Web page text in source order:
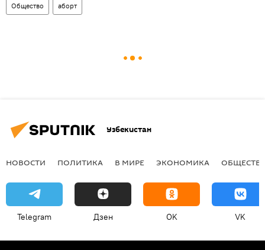
Общество аборт
Узбекистан
НОВОСТИ ПОЛИТИКА В МИРЕ ЭКОНОМИКА
Telegram Дзен OK VK